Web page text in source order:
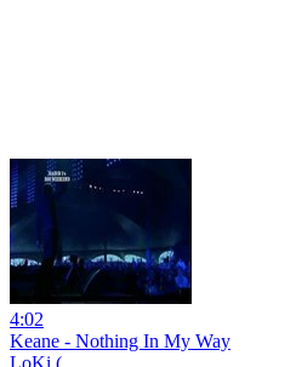
4:02
Keane - Nothing In My Way